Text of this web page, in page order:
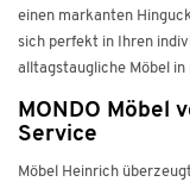
einen markanten
sich perfekt in Ihren
alltagstaugliche Möbel in
MONDO Möbel
Service
Möbel Heinrich